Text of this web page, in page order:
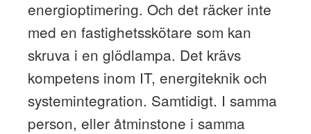
energioptimering. Och det räcker inte
med en fastighetsskötare som kan
skruva i en glödlampa. Det krävs
kompetens inom IT, energiteknik och
systemintegration. Samtidigt. I samma
person, eller åtminstone i samma